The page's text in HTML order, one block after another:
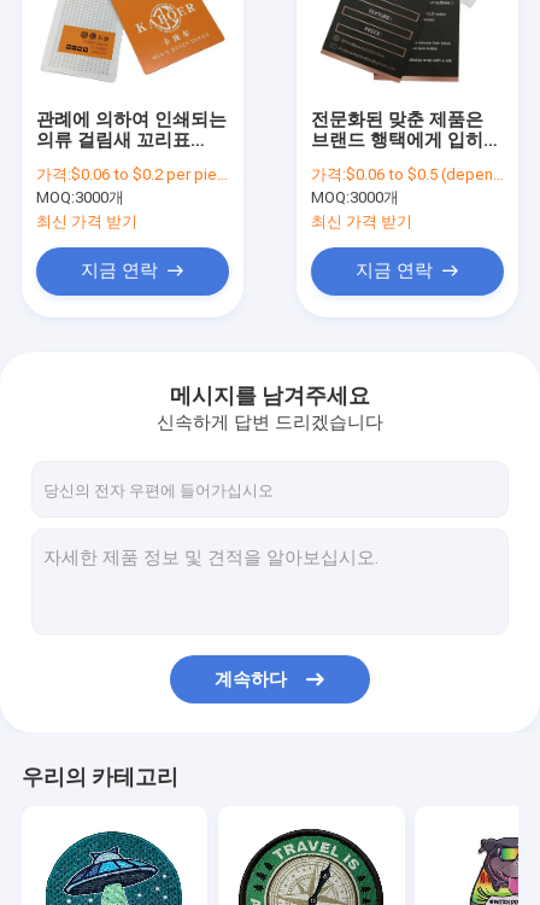
홈
회사 소개
관례에 의하여 인쇄되는
의류 걸림새 꼬리표
술 종이 물자
가격:$0.06 to $0.2 per pieces, it depends on the design and order quantity
MOQ:3000개
최신 가격 받기
지금 연락
전문화된 맞춘 제품은
브랜드 행택에게 입히는
가격:$0.06 to $0.5 (depends on the design and order quantity)
MOQ:3000개
최신 가격 받기
지금 연락
메시지를 남겨주세요
신속하게 답변 드리겠습니다
계속하다
우리의 카테고리